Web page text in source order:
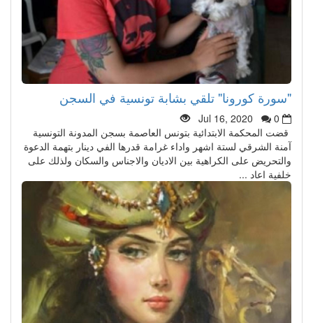
"سورة كورونا" تلقي بشابة تونسية في السجن
Jul 16, 2020
0
قضت المحكمة الابتدائية بتونس العاصمة بسجن المدونة التونسية
آمنة الشرقي لستة اشهر واداء غرامة قدرها الفي دينار بتهمة الدعوة
والتحريض على الكراهية بين الاديان والاجناس والسكان ولذلك على
خلفية اعاد ...